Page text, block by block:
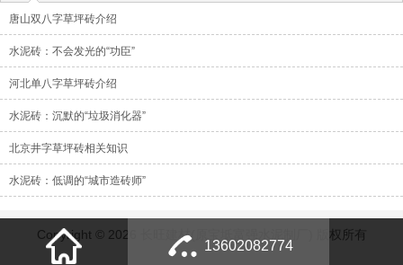
唐山双八字草坪砖介绍
水泥砖：不会发光的“功臣”
河北单八字草坪砖介绍
水泥砖：沉默的“垃圾消化器”
北京井字草坪砖相关知识
水泥砖：低调的“城市造砖师”
Copyright © 2026 长旺建材(原宝坻富强水泥制厂) 版权所有
13602082774